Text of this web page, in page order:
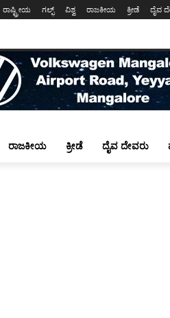
ರಾಷ್ಟ್ರೀಯ ಗಲ್ಫ್ ವಿಶ್ವ ರಾಜಕೀಯ ಕ್ರೀಡೆ ದೈವ
ರಾಜಕೀಯ ಕ್ರೀಡೆ ದೈವ ದೇವರು